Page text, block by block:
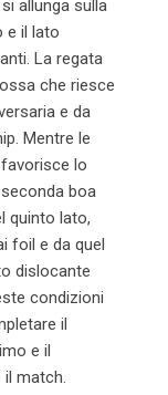
allunga sulla
e il lato
La regata
che riesce
e da
Mentre le
lo
boa
quinto lato,
foil e da quel
dislocante
condizioni
il
e il
il match.